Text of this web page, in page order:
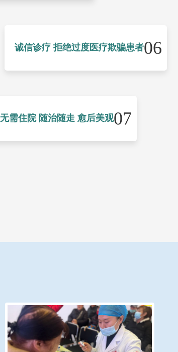
06
诚信诊疗 拒绝过度医疗欺骗患者
07
无需住院 随治随走 愈后美观